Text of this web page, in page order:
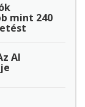
mint 240
AI